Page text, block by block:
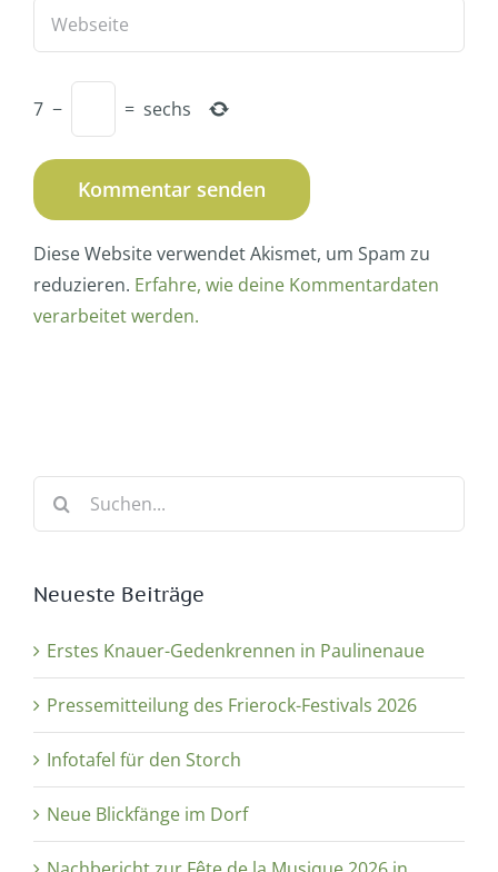
7 − = sechs
Diese Website verwendet Akismet, um Spam zu
reduzieren. Erfahre, wie deine Kommentardaten
verarbeitet werden.
Suche
Neueste Beiträge
Erstes Knauer-Gedenkrennen in Paulinenaue
Pressemitteilung des Frierock-Festivals 2026
Infotafel für den Storch
Neue Blickfänge im Dorf